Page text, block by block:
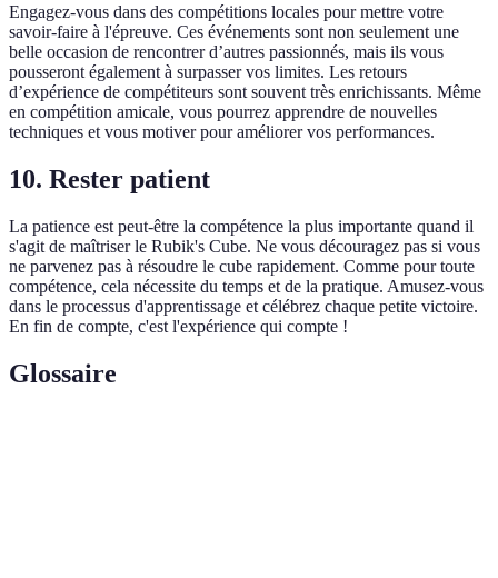
Engagez-vous dans des compétitions locales pour mettre votre
savoir-faire à l'épreuve. Ces événements sont non seulement une
belle occasion de rencontrer d’autres passionnés, mais ils vous
pousseront également à surpasser vos limites. Les retours
d’expérience de compétiteurs sont souvent très enrichissants. Même
en compétition amicale, vous pourrez apprendre de nouvelles
techniques et vous motiver pour améliorer vos performances.
10. Rester patient
La patience est peut-être la compétence la plus importante quand il
s'agit de maîtriser le Rubik's Cube. Ne vous découragez pas si vous
ne parvenez pas à résoudre le cube rapidement. Comme pour toute
compétence, cela nécessite du temps et de la pratique. Amusez-vous
dans le processus d'apprentissage et célébrez chaque petite victoire.
En fin de compte, c'est l'expérience qui compte !
Glossaire